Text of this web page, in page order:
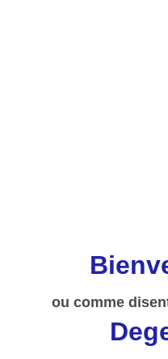
ou comme